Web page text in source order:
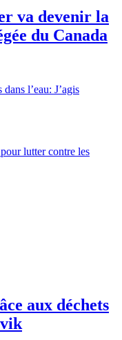
va devenir la
du Canada
l’eau: J’agis
lutter contre les
aux déchets